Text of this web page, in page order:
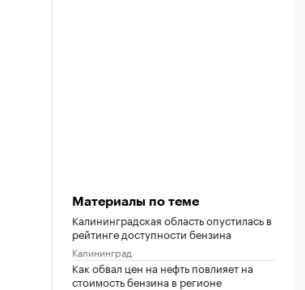
Материалы по теме
Калининградская область опустилась в
рейтинге доступности бензина
Калининград
Как обвал цен на нефть повлияет на
стоимость бензина в регионе